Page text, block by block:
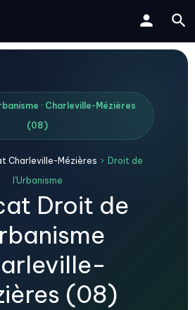
· Charleville-Mézières
(08)
Charleville-Mézières › Droit de
l'Urbanisme
Droit de
(08)